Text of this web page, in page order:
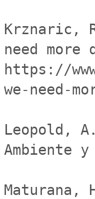
Krznaric,
need
https://
we-need-
Leopold,
Ambiente